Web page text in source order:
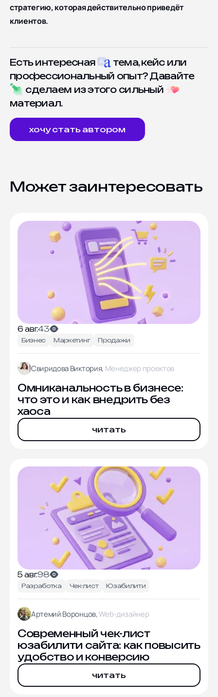
стратегию, которая действительно приведёт
клиентов.
Есть интересная
тема, кейс или
профессиональный опыт? Давайте
сделаем из этого сильный
материал.
хочу стать автором
Может заинтересовать
6 авг.43
Бизнес Маркетинг Продажи
Свиридова Виктория, Менеджер проектов
Омниканальность в бизнесе:
что это и как внедрить без
хаоса
читать
5 авг.98
Разработка Чек-лист Юзабилити
Артемий Воронцов,Web-дизайнер
Современный чек-лист
юзабилити сайта: как повысить
удобство и конверсию
читать